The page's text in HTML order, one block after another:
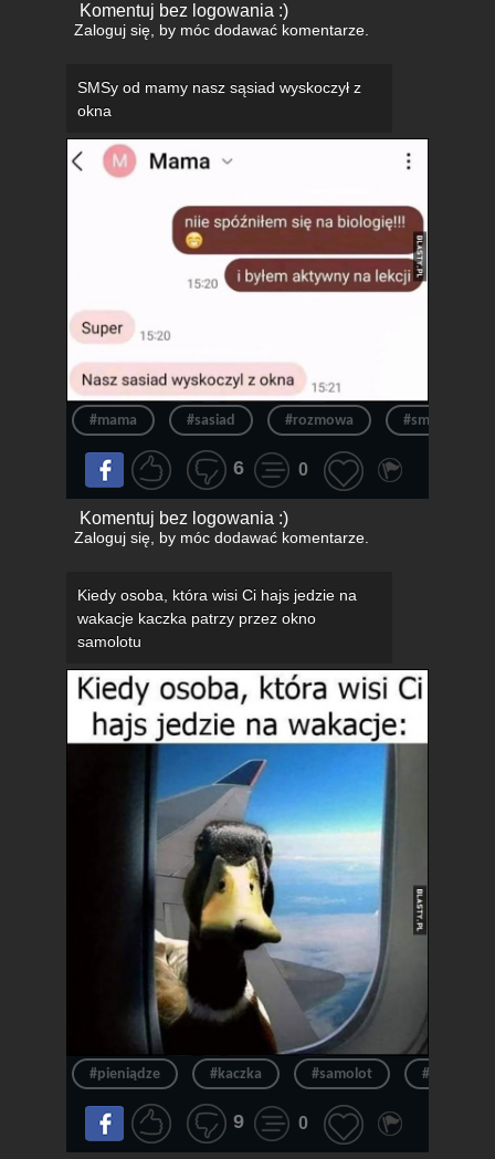
Komentuj bez logowania :)
Zaloguj się, by móc dodawać komentarze.
SMSy od mamy nasz sąsiad wyskoczył z
okna
#mama #sasiad #rozmowa #sms
6 0
Komentuj bez logowania :)
Zaloguj się, by móc dodawać komentarze.
Kiedy osoba, która wisi Ci hajs jedzie na
wakacje kaczka patrzy przez okno
samolotu
#pieniądze #kaczka #samolot #hajs
9 0